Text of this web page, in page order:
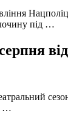
під …
…